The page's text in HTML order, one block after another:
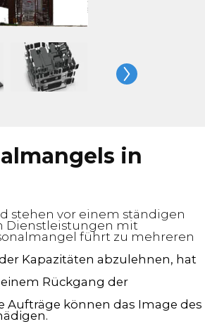
in
stehen vor einem ständigen
Dienstleistungen mit
führt zu mehreren
Kapazitäten abzulehnen, hat
Rückgang der
Aufträge können das Image des